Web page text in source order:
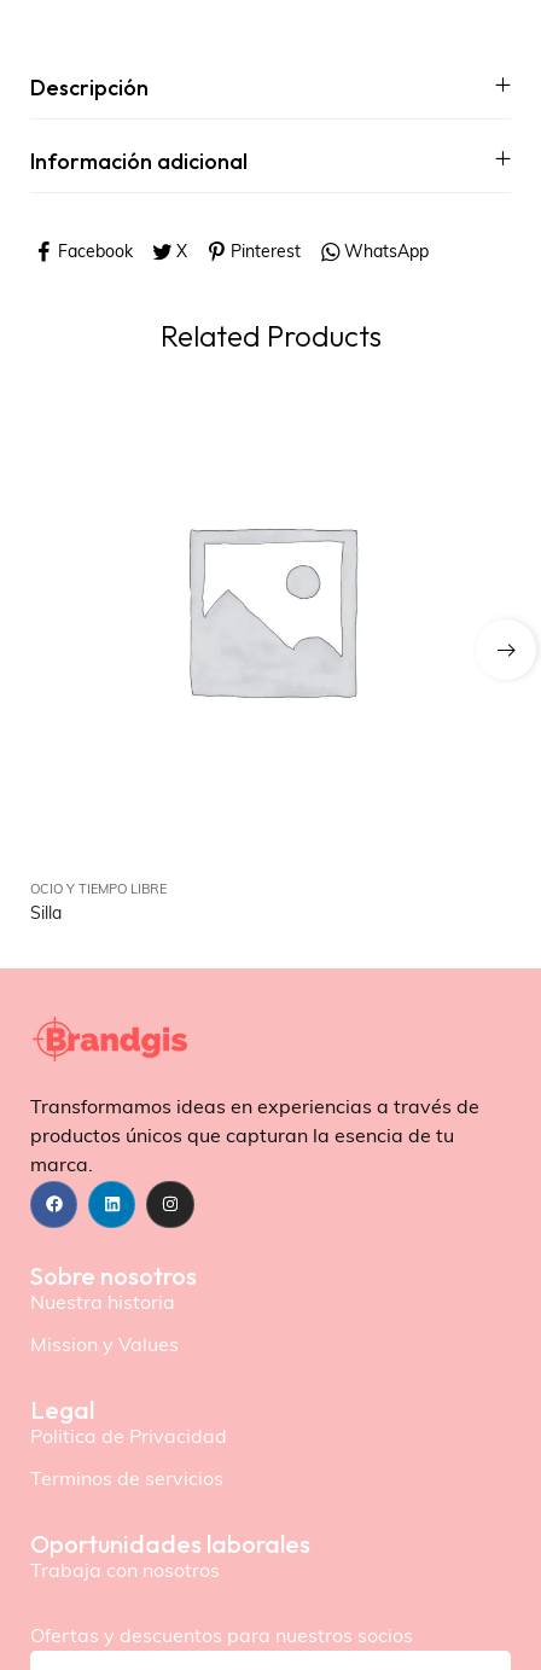
Descripción
Información adicional
Facebook X Pinterest WhatsApp
Related Products
OCIO Y TIEMPO LIBRE
Silla
Transformamos ideas en experiencias a través de
productos únicos que capturan la esencia de tu
marca.
Sobre nosotros
Nuestra historia
Mission y Values
Legal
Politica de Privacidad
Terminos de servicios
Oportunidades laborales
Trabaja con nosotros
Ofertas y descuentos para nuestros socios